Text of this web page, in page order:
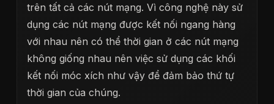
trên tất cả các nút mạng. Vì công nghệ này sử
dụng các nút mạng được kết nối ngang hàng
với nhau nên có thể thời gian ở các nút mạng
không giống nhau nên việc sử dụng các khối
kết nối móc xích như vậy để đảm bảo thứ tự
thời gian của chúng.